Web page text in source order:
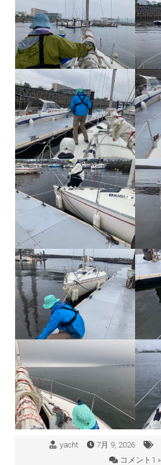
yacht 7月 9, 2026
コメント1 »